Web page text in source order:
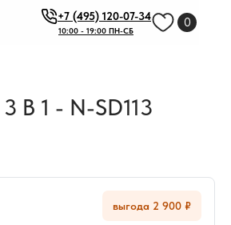
+7 (495) 120-07-34
10:00 - 19:00 ПН-СБ
0
В 1 - N-SD113
выгода 2 900 ₽